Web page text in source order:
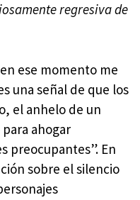
regresiva de
ese momento me
una señal de que los
el anhelo de un
ahogar
preocupantes”. En
sobre el silencio